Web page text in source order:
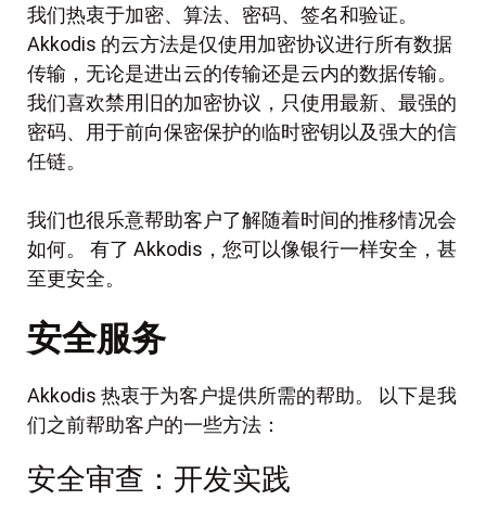
我们热衷于加密、算法、密码、签名和验证。
Akkodis 的云方法是仅使用加密协议进行所有数据
传输，无论是进出云的传输还是云内的数据传输。
我们喜欢禁用旧的加密协议，只使用最新、最强的
密码、用于前向保密保护的临时密钥以及强大的信
任链。
我们也很乐意帮助客户了解随着时间的推移情况会
如何。 有了 Akkodis，您可以像银行一样安全，甚
至更安全。
安全服务
Akkodis 热衷于为客户提供所需的帮助。 以下是我
们之前帮助客户的一些方法：
安全审查：开发实践